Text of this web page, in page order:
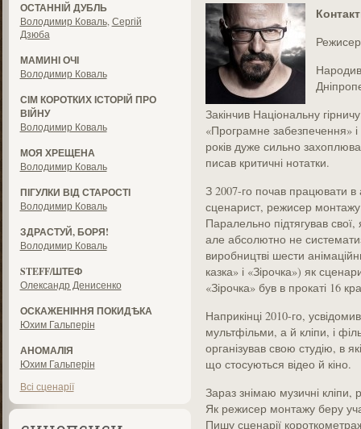
ОСТАННІЙ ДУБЛЬ
Володимир Коваль, Сергій
Дзюба
МАМИНІ ОЧІ
Володимир Коваль
СІМ КОРОТКИХ ІСТОРІЙ ПРО
ВІЙНУ
Володимир Коваль
МОЯ ХРЕЩЕНА
Володимир Коваль
ПІГУЛКИ ВІД СТАРОСТІ
Володимир Коваль
ЗДРАСТУЙ, БОРЯ!
Володимир Коваль
STEFF/ШТЕФ
Олександр Денисенко
ОСКАЖЕНІННЯ ПОКИДѢКА
Юхим Гальперін
АНОМАЛІЯ
Юхим Гальперін
Всі сценарії
Закінчив Національну
«Програмне забезпечення»
років дуже сильно
писав критичні нотатки.
З 2007-го почав працювати в
сценарист, режисер
Паралельно підтягував
але абсолютно не
виробництві шести
казка» і «Зірочка») як
«Зірочка» був в прокаті 16
Наприкінці 2010-го,
мультфільми, а й кліпи, і
організував свою студію, в
що стосуються відео й кіно.
Зараз знімаю музичні
Як режисер монтажу беру
Пишу сценарії